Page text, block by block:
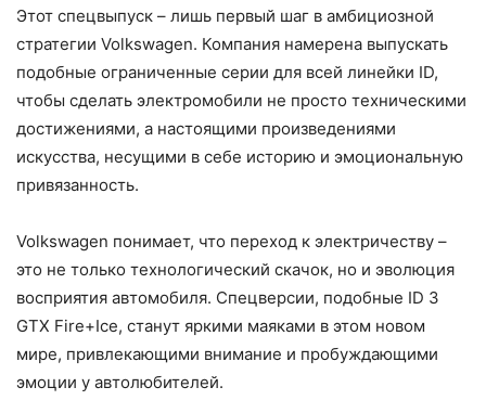
Этот спецвыпуск – лишь первый шаг в амбициозной
стратегии Volkswagen. Компания намерена выпускать
подобные ограниченные серии для всей линейки ID,
чтобы сделать электромобили не просто техническими
достижениями, а настоящими произведениями
искусства, несущими в себе историю и эмоциональную
привязанность.
Volkswagen понимает, что переход к электричеству –
это не только технологический скачок, но и эволюция
восприятия автомобиля. Спецверсии, подобные ID 3
GTX Fire+Ice, станут яркими маяками в этом новом
мире, привлекающими внимание и пробуждающими
эмоции у автолюбителей.